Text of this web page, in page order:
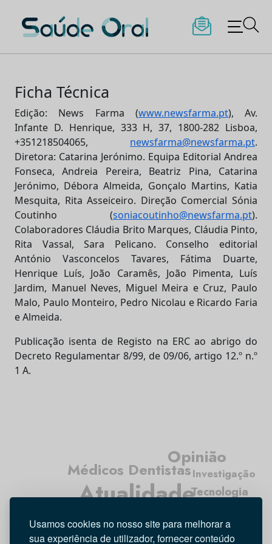
Usamos cookies no nosso site para melhorar a
sua experiência de utilizador, fornecer conteúdo
content
Saúde Oral
Ficha Técnica
Edição: News Farma (www.newsfarma.pt), Av.
Infante D. Henrique, 333 H, 37, 1800-282 Lisboa,
+351218504065, newsfarma@newsfarma.pt.
Diretora: Catarina Jerónimo. Equipa Editorial Andrea
Fonseca, Andreia Pereira, Beatriz Pina, Catarina
Jerónimo, Débora Almeida, Gonçalo Martins, Katia
Mesquita, Rita Asseiceiro. Direção Comercial Sónia
Coutinho (soniacoutinho@newsfarma.pt).
Colaboradores Cláudia Brito Marques, Cláudia Pinto,
Rita Vassal, Sara Pelicano. Conselho editorial
António Vasconcelos Tavares, Fátima Duarte,
Henrique Luís, João Caramês, João Pimenta, Luís
Jardim, Manuel Neves, Miguel Meira e Cruz, Paulo
Malo, Paulo Monteiro, Pedro Nicolau e Ricardo Faria
e Almeida.
Publicação isenta de Registo na ERC ao abrigo do
Decreto Regulamentar 8/99, de 09/06, artigo 12.º n.º
1 A.
Atualidade
Médicos Dentistas
Higiene Oral
Entrevista
Opinião
Tecnologia
Investigação